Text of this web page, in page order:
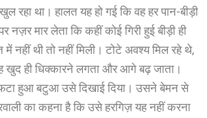
रहा था। हालत यह हो गई कि वह हर पान-बीड़ी
मार लेता कि कहीं कोई गिरी हुई बीड़ी ही
नहीं थी तो नहीं मिली। टोटे अवश्य मिल रहे थे,
खुद ही धिक्कारने लगता और आगे बढ़ जाता।
हुआ बटुआ उसे दिखाई दिया। उसने बेमन से
का कहना है कि उसे हरगिज़ यह नहीं करना